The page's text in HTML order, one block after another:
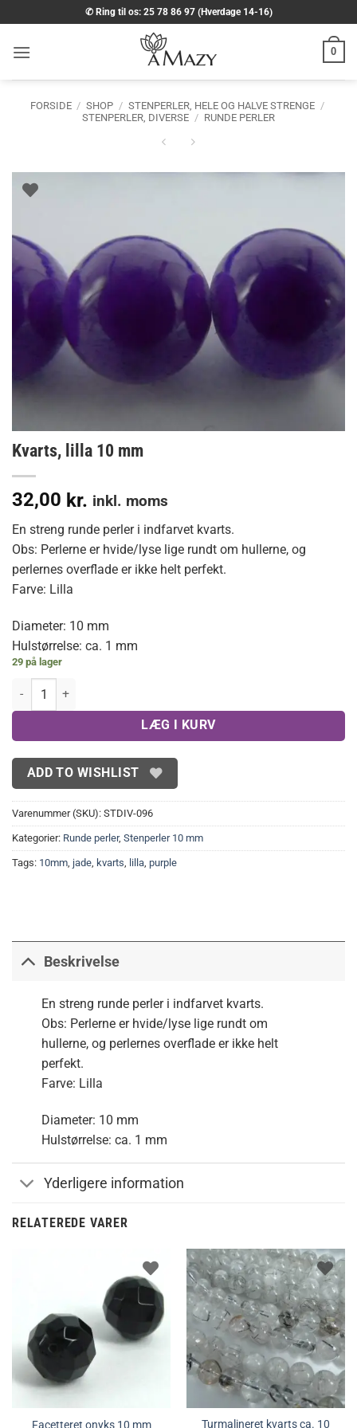
til
indhold
✆ Ring til os: 25 78 86 97 (Hverdage 14-16)
0
FORSIDE / SHOP / STENPERLER, HELE OG HALVE STRENGE /
STENPERLER, DIVERSE / RUNDE PERLER
Kvarts, lilla 10 mm
32,00 kr. inkl. moms
En streng runde perler i indfarvet kvarts.
Obs: Perlerne er hvide/lyse lige rundt om hullerne, og
perlernes overflade er ikke helt perfekt.
Farve: Lilla
Diameter: 10 mm
Hulstørrelse: ca. 1 mm
29 på lager
Kvarts, lilla 10 mm antal
LÆG I KURV
ADD TO WISHLIST
Varenummer (SKU): STDIV-096
Kategorier: Runde perler, Stenperler 10 mm
Tags: 10mm, jade, kvarts, lilla, purple
Beskrivelse
En streng runde perler i indfarvet kvarts.
Obs: Perlerne er hvide/lyse lige rundt om
hullerne, og perlernes overflade er ikke helt
perfekt.
Farve: Lilla
Diameter: 10 mm
Hulstørrelse: ca. 1 mm
Yderligere information
RELATEREDE VARER
Facetteret onyks 10 mm Turmalineret kvarts ca. 10